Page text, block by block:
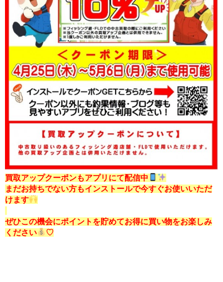
買取アップクーポンもアプリにて配信中
まだお持ちでない方もインストールで今すぐお使いいただ
けます
ぜひこの機会にポイントを貯めてお得に買い物をお楽しみ
ください
♡